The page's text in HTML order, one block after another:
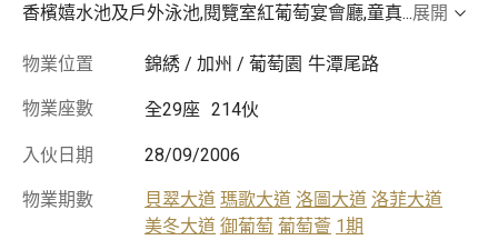
香檳嬉水池及戶外泳池,閱覽室紅葡萄宴會廳,童真...展開
物業位置 錦綉 / 加州 / 葡萄園 牛潭尾路
物業座數 全29座 214伙
入伙日期 28/09/2006
物業期數 貝翠大道 瑪歌大道 洛圖大道 洛菲大道
美冬大道 御葡萄 葡萄薈 1期